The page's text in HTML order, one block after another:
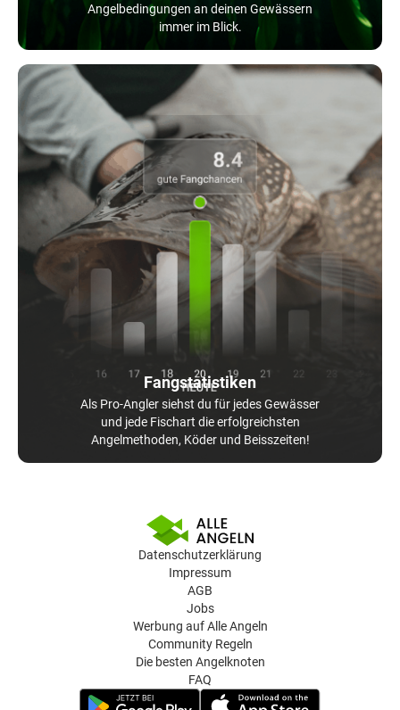
Angelbedingungen an deinen Gewässern
immer im Blick.
Fangstatistiken
Als Pro-Angler siehst du für jedes Gewässer
und jede Fischart die erfolgreichsten
Angelmethoden, Köder und Beisszeiten!
Datenschutzerklärung
Impressum
AGB
Jobs
Werbung auf Alle Angeln
Community Regeln
Die besten Angelknoten
FAQ